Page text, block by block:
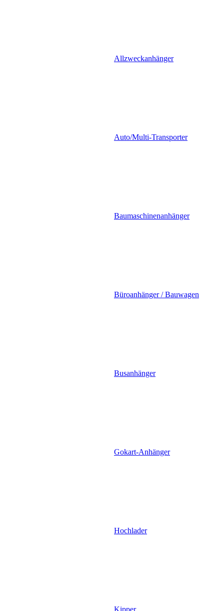
Allzweckanhänger
Auto/Multi-Transporter
Baumaschinenanhänger
Büroanhänger / Bauwagen
Busanhänger
Gokart-Anhänger
Hochlader
Kipper